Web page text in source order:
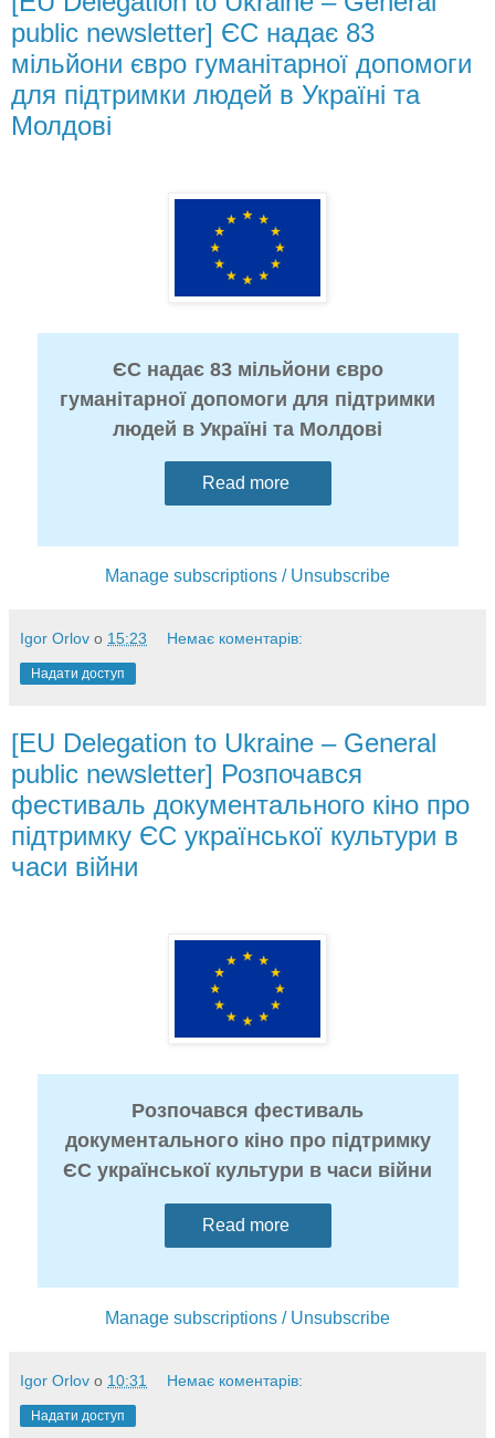
public newsletter] ЄС надає 83
мільйони євро гуманітарної допомоги
для підтримки людей в Україні та
Молдові
ЄС надає 83 мільйони євро
гуманітарної допомоги для підтримки
людей в Україні та Молдові
Read more
Manage subscriptions / Unsubscribe
Igor Orlov о 15:23 Немає коментарів:
Надати доступ
[EU Delegation to Ukraine – General
public newsletter] Розпочався
фестиваль документального кіно про
підтримку ЄC української культури в
часи війни
Розпочався фестиваль
документального кіно про підтримку
ЄC української культури в часи війни
Read more
Manage subscriptions / Unsubscribe
Igor Orlov о 10:31 Немає коментарів:
Надати доступ